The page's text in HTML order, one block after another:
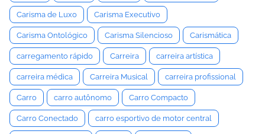
Carisma de Luxo Carisma Executivo
Carisma Ontológico Carisma Silencioso Carismática
carregamento rápido Carreira carreira artística
carreira médica Carreira Musical carreira profissional
Carro carro autônomo Carro Compacto
Carro Conectado carro esportivo de motor central